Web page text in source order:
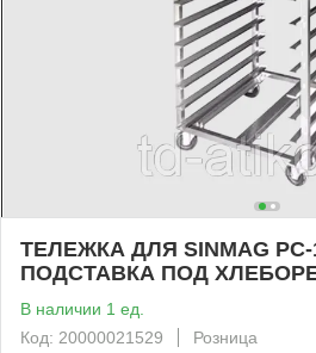
ТЕЛЕЖКА ДЛЯ SINMAG
ПОДСТАВКА ПОД
В наличии 1 ед.
Код: 20000021529
Розница